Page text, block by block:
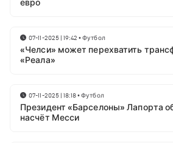
евро
07-11-2025 | 19:42 •Футбол
«Челси» может перехватить
«Реала»
07-11-2025 | 18:18•Футбол
Президент «Барселоны» Лапорта
насчёт Месси